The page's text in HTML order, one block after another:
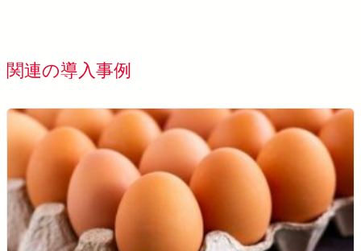
関連の導入事例